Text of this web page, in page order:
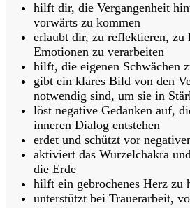
hilft dir, die Vergangenheit
vorwärts zu kommen
erlaubt dir, zu reflektieren, zu
Emotionen zu verarbeiten
hilft, die eigenen Schwächen
gibt ein klares Bild von den
notwendig sind, um sie in
löst negative Gedanken auf,
inneren Dialog entstehen
erdet und schützt vor
aktiviert das Wurzelchakra
die Erde
hilft ein gebrochenes Herz zu
unterstützt bei Trauerarbeit,